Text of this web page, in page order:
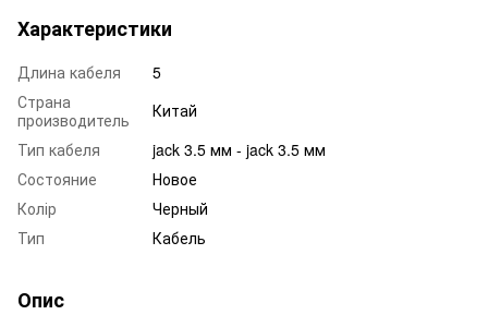
Характеристики
Длина кабеля
5
Страна
производитель
Китай
Тип кабеля
jack 3.5 мм - jack 3.5 мм
Состояние
Новое
Колір
Черный
Тип
Кабель
Опис